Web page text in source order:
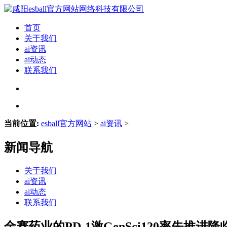
首页
关于我们
ai资讯
ai动态
联系我们
当前位置: esball官方网站 > ai资讯 >
新闻导航
关于我们
ai资讯
ai动态
联系我们